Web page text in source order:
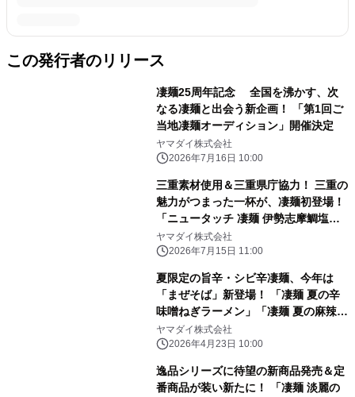
この発行者のリリース
凄麺25周年記念 全国を沸かす、次
なる凄麺と出会う新企画！ 「第1回ご
当地凄麺オーディション」開催決定
ヤマダイ株式会社
2026年7月16日 10:00
三重素材使用＆三重県庁協力！ 三重の
魅力がつまった一杯が、凄麺初登場！
「ニュータッチ 凄麺 伊勢志摩鯛塩ら
ーめん」 2026年8月3日(月)新発売
ヤマダイ株式会社
2026年7月15日 11:00
夏限定の旨辛・シビ辛凄麺、今年は
「まぜそば」新登場！ 「凄麺 夏の辛
味噌ねぎラーメン」「凄麺 夏の麻辣ま
ぜそば」 2026年5月25日(月)2品同時
新発売
ヤマダイ株式会社
2026年4月23日 10:00
逸品シリーズに待望の新商品発売＆定
番商品が装い新たに！ 「凄麺 淡麗の